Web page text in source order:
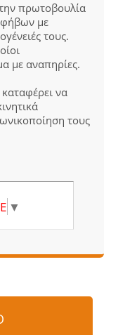
πρωτοβουλία
με
τους.
με αναπηρίες.
να
τους
▼